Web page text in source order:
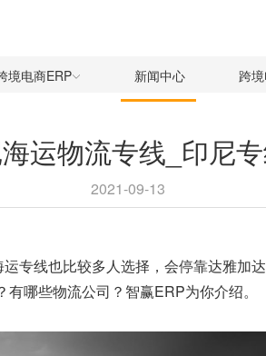
境电商ERP 新闻中心 跨
运物流专线_印尼
2021-09-13
专线也比较多人选择，会停靠达雅加
有哪些物流公司？ 智赢ERP为你介绍。